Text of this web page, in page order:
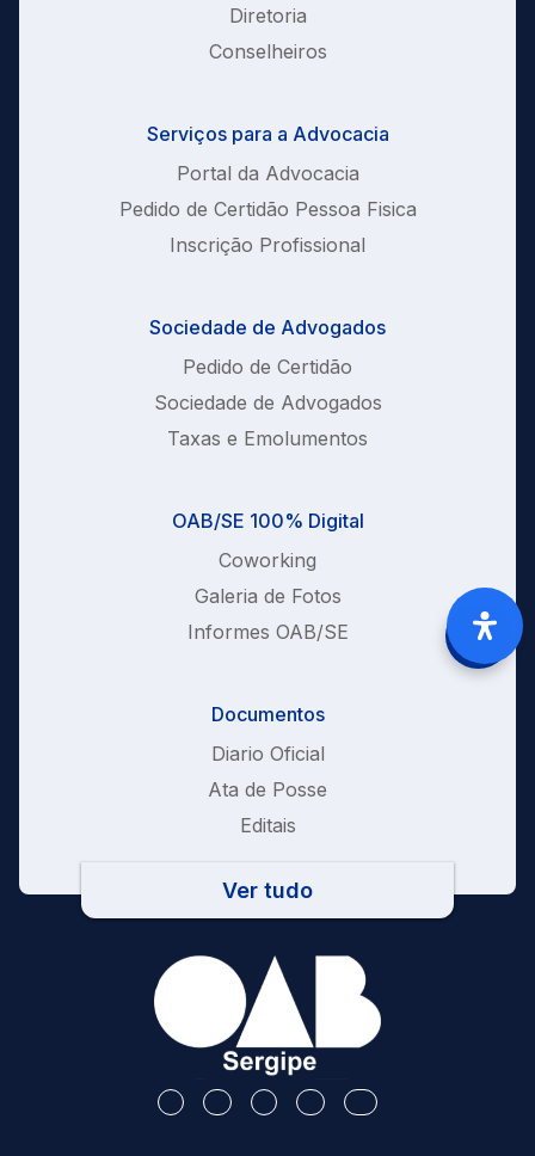
Diretoria
Conselheiros
Serviços para a Advocacia
Portal da Advocacia
Pedido de Certidão Pessoa Fisica
Inscrição Profissional
Sociedade de Advogados
Pedido de Certidão
Sociedade de Advogados
Taxas e Emolumentos
OAB/SE 100% Digital
Coworking
Galeria de Fotos
Informes OAB/SE
Documentos
Diario Oficial
Ata de Posse
Editais
Ver tudo